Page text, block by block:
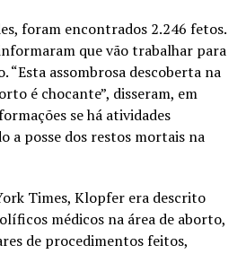
foram encontrados 2.246 fetos.
que vão trabalhar para
“Esta assombrosa descoberta na
é chocante”, disseram, em
se há atividades
a posse dos restos mortais na
Times, Klopfer era descrito
médicos na área de aborto,
de procedimentos feitos,